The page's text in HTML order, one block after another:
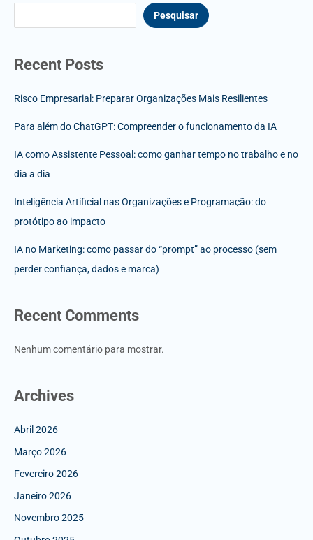
Pesquisar
Recent Posts
Risco Empresarial: Preparar Organizações Mais Resilientes
Para além do ChatGPT: Compreender o funcionamento da IA
IA como Assistente Pessoal: como ganhar tempo no trabalho e no
dia a dia
Inteligência Artificial nas Organizações e Programação: do
protótipo ao impacto
IA no Marketing: como passar do “prompt” ao processo (sem
perder confiança, dados e marca)
Recent Comments
Nenhum comentário para mostrar.
Archives
Abril 2026
Março 2026
Fevereiro 2026
Janeiro 2026
Novembro 2025